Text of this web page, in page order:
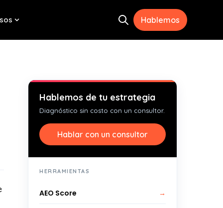
for Herramientas Open search
Hablemos
Hablemos de tu estrategia
Diagnóstico sin costo con un consultor.
Hablar con un consultor
HERRAMIENTAS
AEO Score →